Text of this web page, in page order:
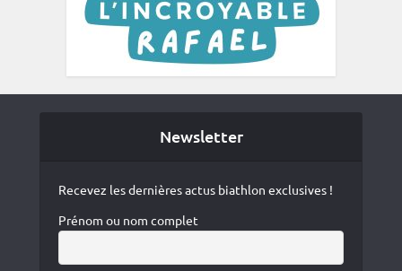
Newsletter
Recevez les dernières actus biathlon exclusives !
Prénom ou nom complet